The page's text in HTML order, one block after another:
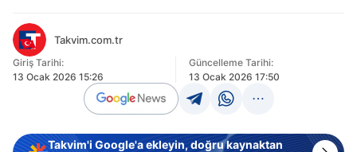
Takvim.com.tr
Giriş Tarihi:
13 Ocak 2026 15:26
Güncelleme Tarihi:
13 Ocak 2026 17:50
Takvim'i Google'a ekleyin, doğru kaynaktan